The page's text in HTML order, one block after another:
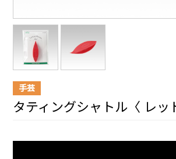
手芸
タティングシャトル〈 レッ